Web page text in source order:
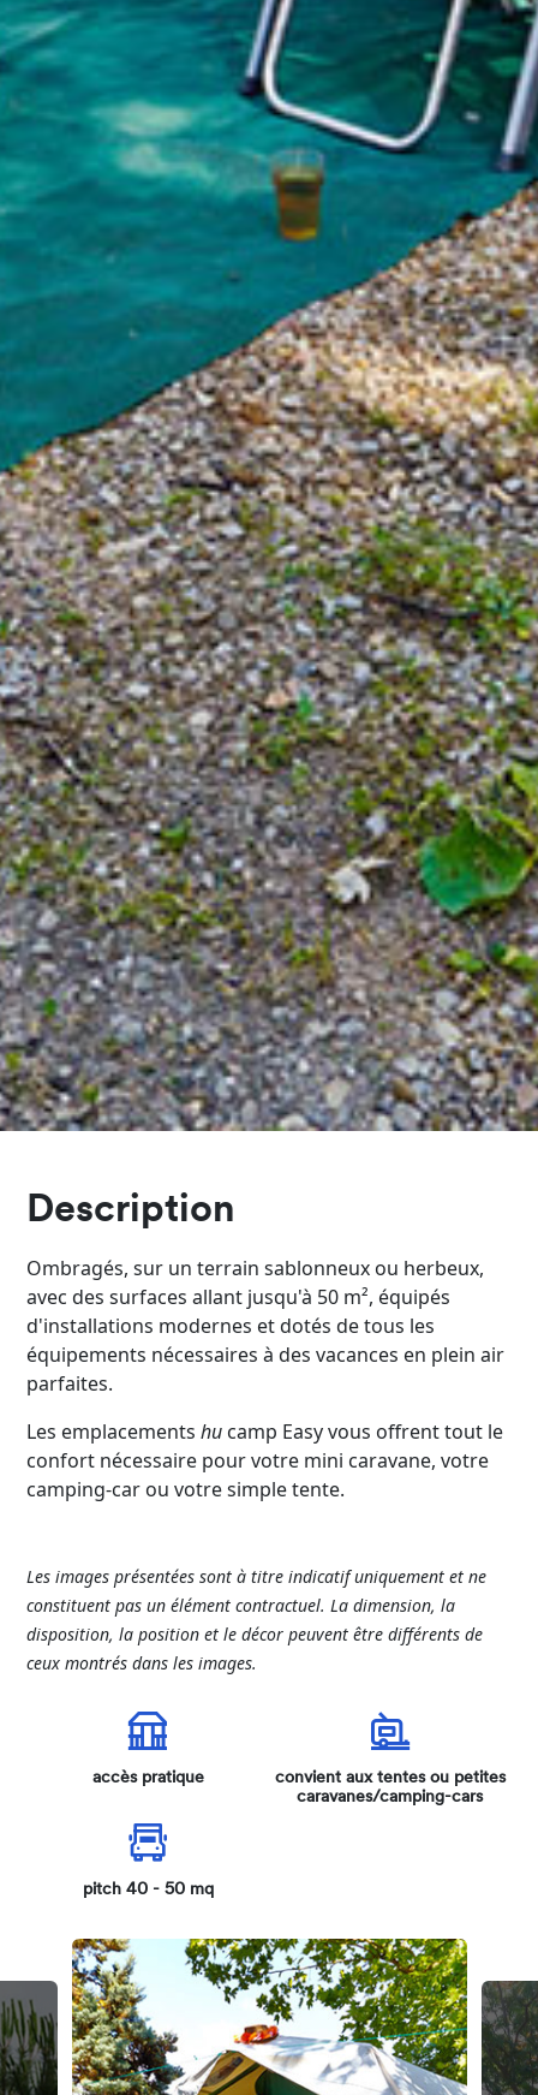
Description
Ombragés, sur un terrain sablonneux ou herbeux,
avec des surfaces allant jusqu'à 50 m², équipés
d'installations modernes et dotés de tous les
équipements nécessaires à des vacances en plein air
parfaites.
Les emplacementshu camp Easy vous offrent tout le
confort nécessaire pour votre mini caravane, votre
camping-car ou votre simple tente.
Les imagesprésentées sont àtitre indicatif uniquement et ne
constituent pas unélément contractuel. Ladimension, la
disposition, la position et ledécor peuvent être différents de
ceux montrés dans les images.
accès pratique
convient aux tentes ou petites
caravanes/camping-cars
pitch 40 - 50 mq